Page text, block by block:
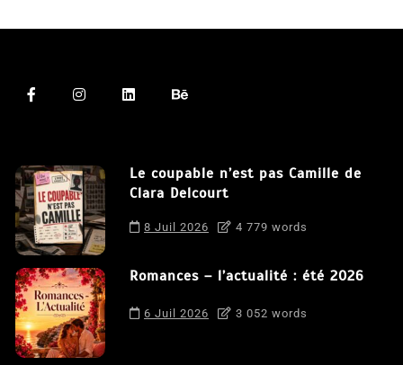
Le coupable n’est pas Camille de
Clara Delcourt
8 Juil 2026 4 779 words
Romances – l’actualité : été 2026
6 Juil 2026 3 052 words